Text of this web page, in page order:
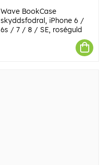
Wave BookCase
skyddsfodral, iPhone 6 /
6s / 7 / 8 / SE, roséguld